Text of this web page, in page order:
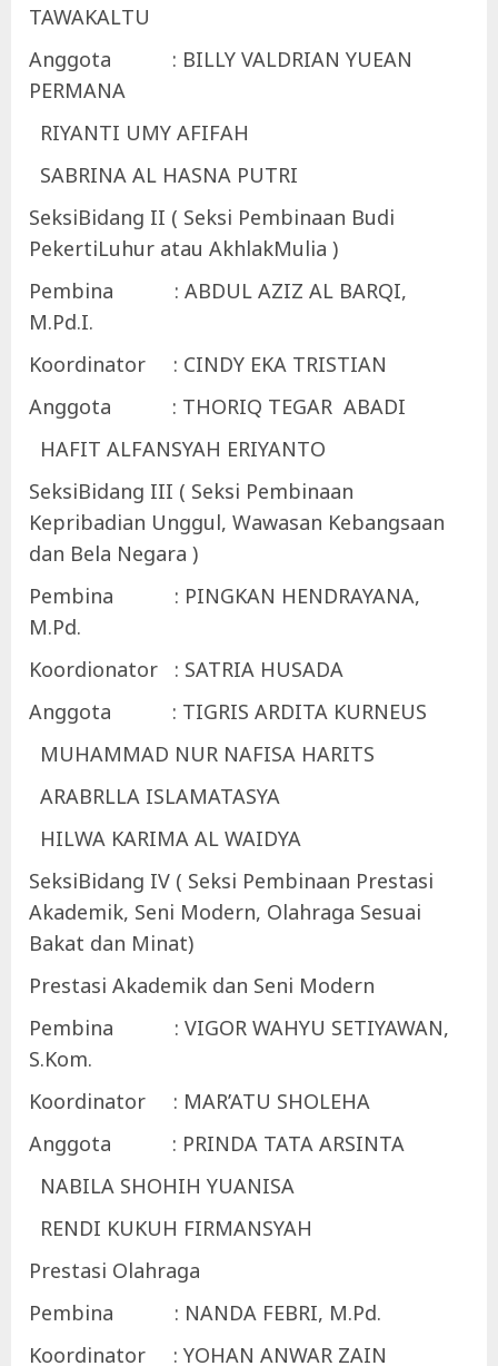
TAWAKALTU
Anggota : BILLY VALDRIAN YUEAN
PERMANA
RIYANTI UMY AFIFAH
SABRINA AL HASNA PUTRI
SeksiBidang II ( Seksi Pembinaan Budi
PekertiLuhur atau AkhlakMulia )
Pembina : ABDUL AZIZ AL BARQI,
M.Pd.I.
Koordinator : CINDY EKA TRISTIAN
Anggota : THORIQ TEGAR ABADI
HAFIT ALFANSYAH ERIYANTO
SeksiBidang III ( Seksi Pembinaan
Kepribadian Unggul, Wawasan Kebangsaan
dan Bela Negara )
Pembina : PINGKAN HENDRAYANA,
M.Pd.
Koordionator : SATRIA HUSADA
Anggota : TIGRIS ARDITA KURNEUS
MUHAMMAD NUR NAFISA HARITS
ARABRLLA ISLAMATASYA
HILWA KARIMA AL WAIDYA
SeksiBidang IV ( Seksi Pembinaan Prestasi
Akademik, Seni Modern, Olahraga Sesuai
Bakat dan Minat)
Prestasi Akademik dan Seni Modern
Pembina : VIGOR WAHYU SETIYAWAN,
S.Kom.
Koordinator : MAR’ATU SHOLEHA
Anggota : PRINDA TATA ARSINTA
NABILA SHOHIH YUANISA
RENDI KUKUH FIRMANSYAH
Prestasi Olahraga
Pembina : NANDA FEBRI, M.Pd.
Koordinator : YOHAN ANWAR ZAIN